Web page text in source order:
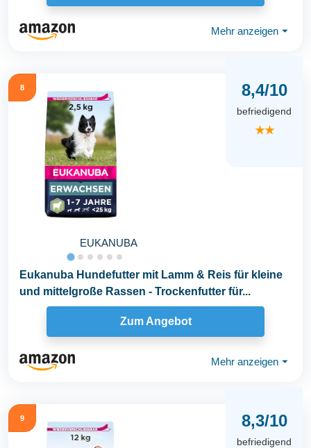
Mehr anzeigen ⏷
8
EUKANUBA
8,4/10
befriedigend
★★
Eukanuba Hundefutter mit Lamm & Reis für kleine
und mittelgroße Rassen - Trockenfutter für...
Zum Angebot
Mehr anzeigen ⏷
9 8,3/10
befriedigend